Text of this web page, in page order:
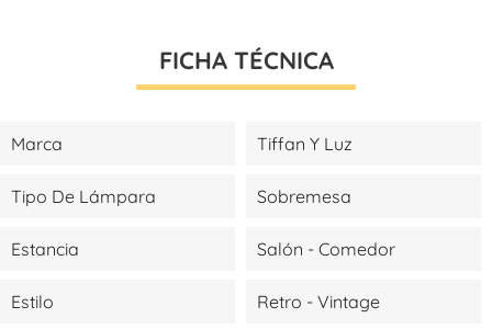
FICHA TÉCNICA
Marca Tiffan Y Luz
Tipo De Lámpara Sobremesa
Estancia Salón - Comedor
Estilo Retro - Vintage